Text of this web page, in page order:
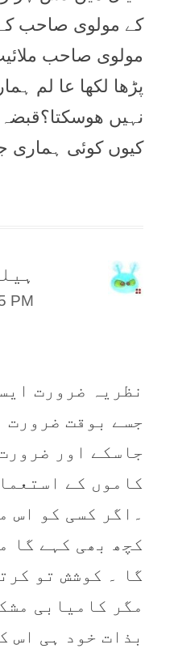
کے مولوی صاحب
مولوی صاحب
پڑھا لکھا عا لم
نہیں
کیوں کوئی ہماری
PM
نظریہ ضرورت
جسے بوقت ضرورت
جاسکے اور
کاموں کے
۔اگر کسی کو اس
کچھ بھی کہے گا
گا ۔ کوشش تو
مگر کامیابی
بذات خود ہی اس